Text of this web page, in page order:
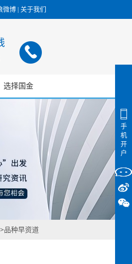
微博 | 关于我们
选择国金
>品种早资道
手
机
开
户